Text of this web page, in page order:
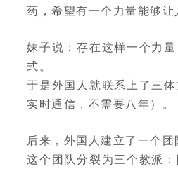
药，希望有一个力量能够让
妹子说：存在这样一个力
式。
于是外国人就联系上了三
实时通信，不需要八年）。
后来，外国人建立了一个团
这个团队分裂为三个教派